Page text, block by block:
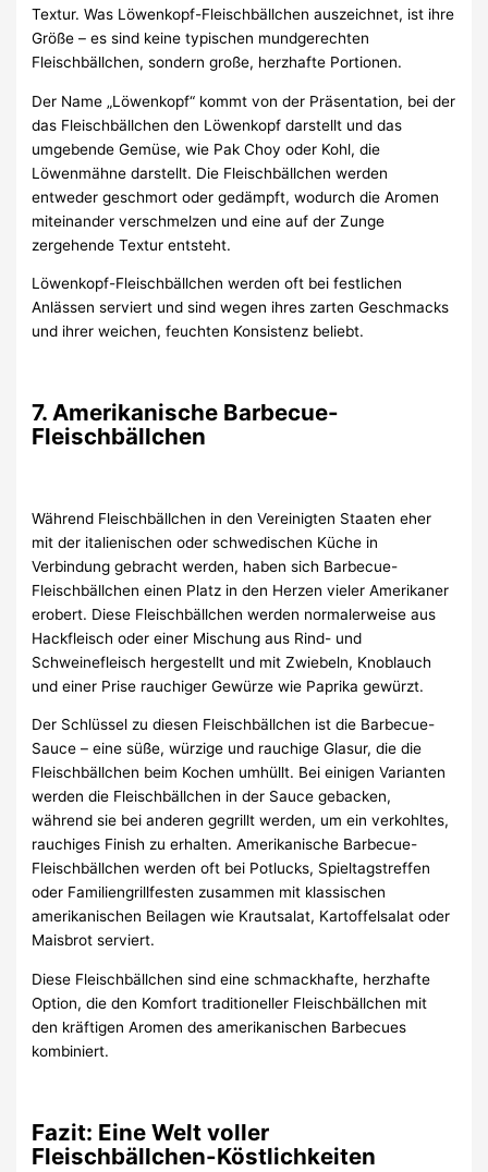
Textur. Was Löwenkopf-Fleischbällchen auszeichnet, ist ihre
Größe – es sind keine typischen mundgerechten
Fleischbällchen, sondern große, herzhafte Portionen.
Der Name „Löwenkopf“ kommt von der Präsentation, bei der
das Fleischbällchen den Löwenkopf darstellt und das
umgebende Gemüse, wie Pak Choy oder Kohl, die
Löwenmähne darstellt. Die Fleischbällchen werden
entweder geschmort oder gedämpft, wodurch die Aromen
miteinander verschmelzen und eine auf der Zunge
zergehende Textur entsteht.
Löwenkopf-Fleischbällchen werden oft bei festlichen
Anlässen serviert und sind wegen ihres zarten Geschmacks
und ihrer weichen, feuchten Konsistenz beliebt.
7. Amerikanische Barbecue-
Fleischbällchen
Während Fleischbällchen in den Vereinigten Staaten eher
mit der italienischen oder schwedischen Küche in
Verbindung gebracht werden, haben sich Barbecue-
Fleischbällchen einen Platz in den Herzen vieler Amerikaner
erobert. Diese Fleischbällchen werden normalerweise aus
Hackfleisch oder einer Mischung aus Rind- und
Schweinefleisch hergestellt und mit Zwiebeln, Knoblauch
und einer Prise rauchiger Gewürze wie Paprika gewürzt.
Der Schlüssel zu diesen Fleischbällchen ist die Barbecue-
Sauce – eine süße, würzige und rauchige Glasur, die die
Fleischbällchen beim Kochen umhüllt. Bei einigen Varianten
werden die Fleischbällchen in der Sauce gebacken,
während sie bei anderen gegrillt werden, um ein verkohltes,
rauchiges Finish zu erhalten. Amerikanische Barbecue-
Fleischbällchen werden oft bei Potlucks, Spieltagstreffen
oder Familiengrillfesten zusammen mit klassischen
amerikanischen Beilagen wie Krautsalat, Kartoffelsalat oder
Maisbrot serviert.
Diese Fleischbällchen sind eine schmackhafte, herzhafte
Option, die den Komfort traditioneller Fleischbällchen mit
den kräftigen Aromen des amerikanischen Barbecues
kombiniert.
Fazit: Eine Welt voller
Fleischbällchen-Köstlichkeiten